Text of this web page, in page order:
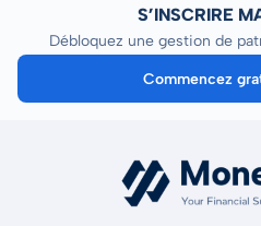
S’INSCRIRE
Débloquez une gestion de
Commencez